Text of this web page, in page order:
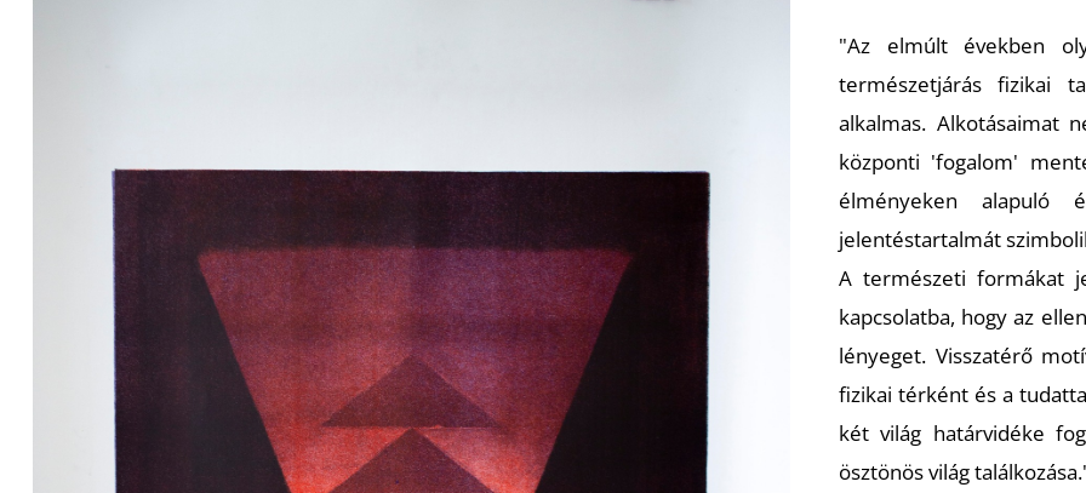
"Az elmúlt években
természetjárás fizikai
alkalmas. Alkotásaimat
központi 'fogalom'
élményeken alapuló
jelentéstartalmát
A természeti formákat
kapcsolatba, hogy az
lényeget. Visszatérő
fizikai térként és a
két világ határvidéke
ösztönös világ